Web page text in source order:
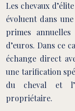
Les chevaux
évoluent dans
primes
d’euros. Dans ce
échange direct
une tarification
du cheval et
propriétaire.